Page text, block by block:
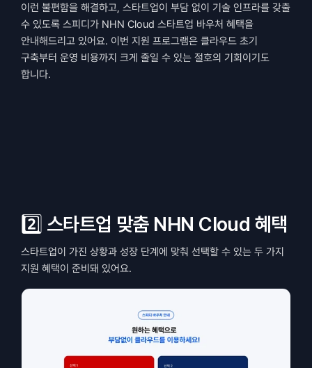
이런 불편함을 해결하고, 스타트업이 부담 없이 기술 인프라를 갖출
수 있도록 스피디가 NHN Cloud 스타트업 바우처 혜택을
안내해드리고 있어요. 이번 지원 프로그램은 클라우드 초기
구축부터 운영 비용까지 크게 줄일 수 있는 절호의 기회이기도
합니다.
2️⃣ 스타트업 맞춤 NHN Cloud 혜택
스타트업이 가진 상황과 성장 단계에 맞춰 선택할 수 있는 두 가지
지원 혜택이 준비돼 있어요.